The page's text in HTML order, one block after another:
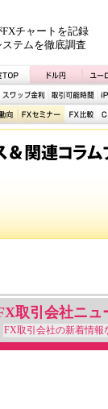
チャートを記録
ステムを徹底調査
取引会社ニュ
FX取引会社の新着情報